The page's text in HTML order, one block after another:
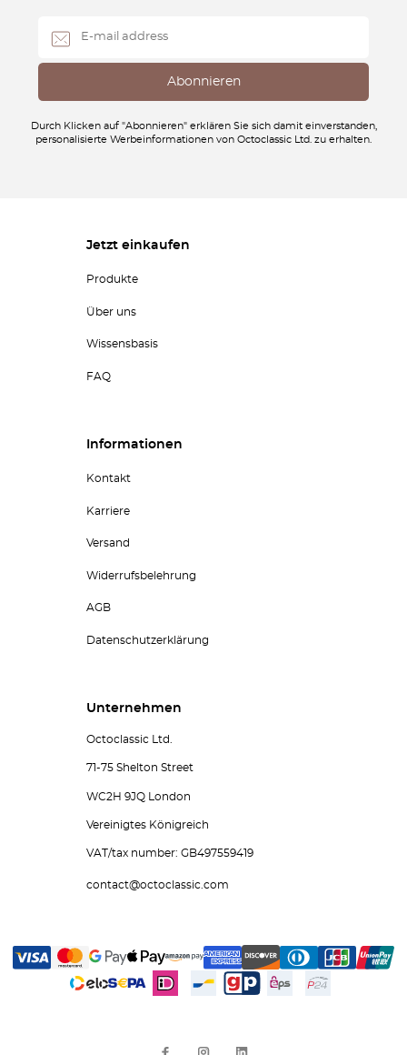
Durch Klicken auf "Abonnieren" erklären Sie sich damit einverstanden,
personalisierte Werbeinformationen von Octoclassic Ltd. zu erhalten.
Jetzt einkaufen
Produkte
Über uns
Wissensbasis
FAQ
Informationen
Kontakt
Karriere
Versand
Widerrufsbelehrung
AGB
Datenschutzerklärung
Unternehmen
Octoclassic Ltd.
71-75 Shelton Street
WC2H 9JQ London
Vereinigtes Königreich
VAT/tax number: GB497559419
contact@octoclassic.com